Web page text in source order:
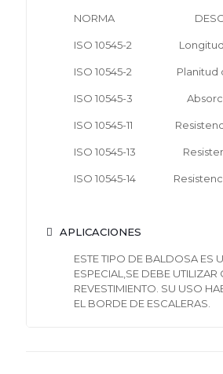
NORMA
ISO 10545-2 Longitud
ISO 10545-2 Planitud
ISO 10545-3
ISO 10545-11
ISO 10545-13
ISO 10545-14
APLICACIONES
ESTE TIPO DE BALDOSA ES
ESPECIAL,SE DEBE
REVESTIMIENTO. SU USO
EL BORDE DE ESCALERAS.